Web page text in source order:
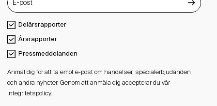
Delårsrapporter
Årsrapporter
Pressmeddelanden
Anmäl dig för att ta emot e-post om händelser, specialerbjudanden
och andra nyheter. Genom att anmäla dig accepterar du vår
integritetspolicy.